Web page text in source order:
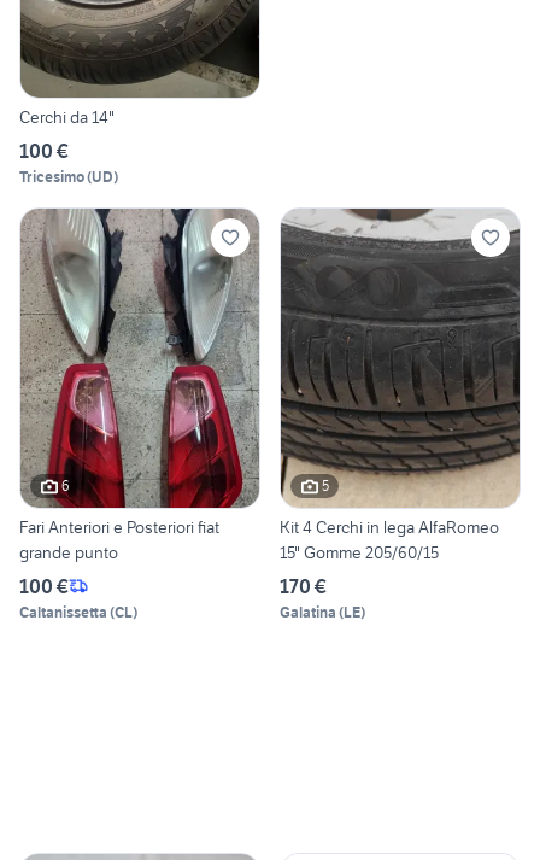
Cerchi da 14"
100 €
Tricesimo(UD)
6
Fari Anteriori e Posteriori fiat
grande punto
100 €
Caltanissetta (CL)
5
Kit 4 Cerchi in lega AlfaRomeo
15" Gomme 205/60/15
170 €
Galatina (LE)